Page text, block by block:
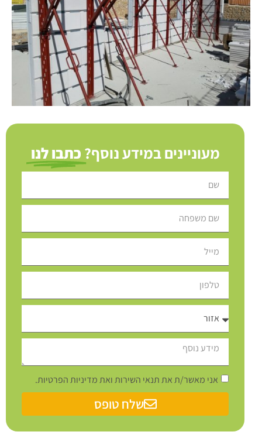
מעוניינים במידע נוסף? כתבו לנו
אני מאשר/ת את תנאי השירות ואת מדיניות הפרטיות.
שלח טופס